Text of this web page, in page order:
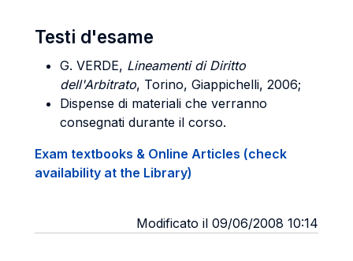
Testi d'esame
G. VERDE, Lineamenti di Diritto
dell'Arbitrato, Torino, Giappichelli, 2006;
Dispense di materiali che verranno
consegnati durante il corso.
Exam textbooks & Online Articles (check
availability at the Library)
Modificato il 09/06/2008 10:14